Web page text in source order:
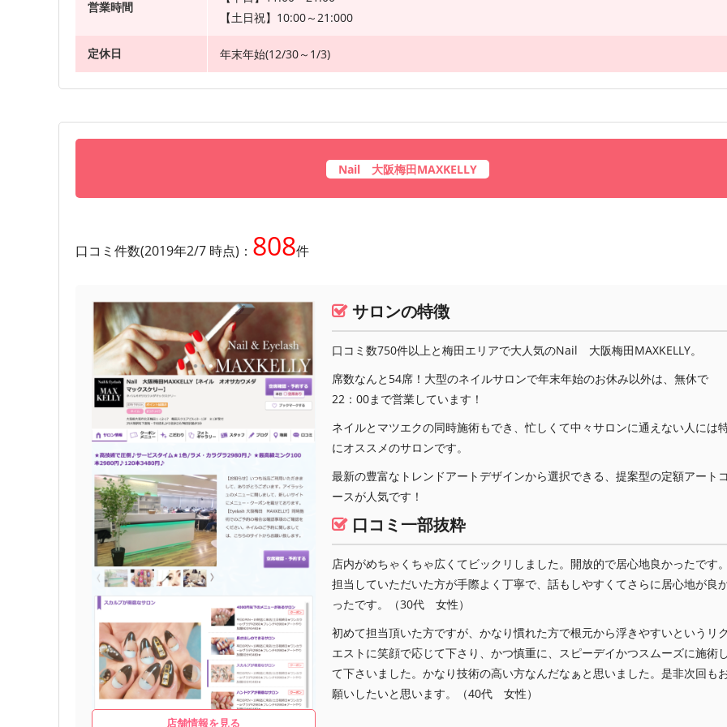
営業時間
【土日祝】10:00～21:000
定休日 年末年始(12/30～1/3)
Nail 大阪梅田MAXKELLY
口コミ件数(2019年2/7 時点)： 808件
店舗情報を見る
サロンの特徴
口コミ数750件以上と梅田エリアで大人気のNail 大阪梅田MAXKELLY。
席数なんと54席！大型のネイルサロンで年末年始のお休み以外は、無休で
22：00まで営業しています！
ネイルとマツエクの同時施術もでき、忙しくて中々サロンに通えない人には
にオススメのサロンです。
最新の豊富なトレンドアートデザインから選択できる、提案型の定額アートコ
ースが人気です！
口コミ一部抜粋
店内がめちゃくちゃ広くてビックリしました。開放的で居心地良かったです。
担当していただいた方が手際よく丁寧で、話もしやすくてさらに居心地が良
ったです。（30代 女性）
初めて担当頂いた方ですが、かなり慣れた方で根元から浮きやすいというリク
エストに笑顔で応じて下さり、かつ慎重に、スピーデイかつスムーズに施術し
て下さいました。かなり技術の高い方なんだなぁと思いました。是非次回も
願いしたいと思います。（40代 女性）